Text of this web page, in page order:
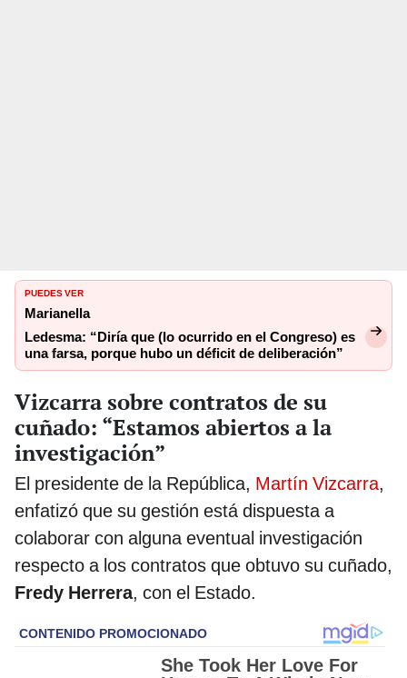
PUEDES VER
Marianella
Ledesma: “Diría que (lo ocurrido en el Congreso) es
una farsa, porque hubo un déficit de deliberación”
Vizcarra sobre contratos de su
cuñado: “Estamos abiertos a la
investigación”
El presidente de la República, Martín Vizcarra,
enfatizó que su gestión está dispuesta a
colaborar con alguna eventual investigación
respecto a los contratos que obtuvo su cuñado,
Fredy Herrera, con el Estado.